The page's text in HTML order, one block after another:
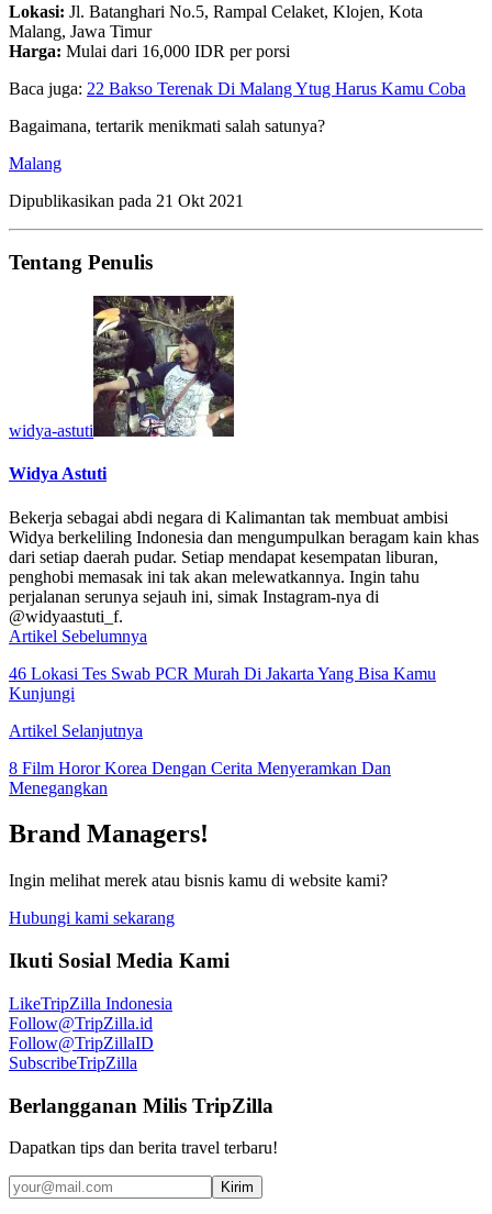
Lokasi: Jl. Batanghari No.5, Rampal Celaket, Klojen, Kota
Malang, Jawa Timur
Harga: Mulai dari 16,000 IDR per porsi
Baca juga: 22 Bakso Terenak Di Malang Ytug Harus Kamu Coba
Bagaimana, tertarik menikmati salah satunya?
Malang
Dipublikasikan pada 21 Okt 2021
Tentang Penulis
widya-astuti
Widya Astuti
Bekerja sebagai abdi negara di Kalimantan tak membuat ambisi
Widya berkeliling Indonesia dan mengumpulkan beragam kain khas
dari setiap daerah pudar. Setiap mendapat kesempatan liburan,
penghobi memasak ini tak akan melewatkannya. Ingin tahu
perjalanan serunya sejauh ini, simak Instagram-nya di
@widyaastuti_f.
Artikel Sebelumnya
46 Lokasi Tes Swab PCR Murah Di Jakarta Yang Bisa Kamu
Kunjungi
Artikel Selanjutnya
8 Film Horor Korea Dengan Cerita Menyeramkan Dan
Menegangkan
Brand Managers!
Ingin melihat merek atau bisnis kamu di website kami?
Hubungi kami sekarang
Ikuti Sosial Media Kami
LikeTripZilla Indonesia
Follow@TripZilla.id
Follow@TripZillaID
SubscribeTripZilla
Berlangganan Milis TripZilla
Dapatkan tips dan berita travel terbaru!
Kirim